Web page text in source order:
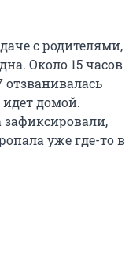
с родителями,
Около 15 часов
идет домой.
зафиксировали,
уже где-то в